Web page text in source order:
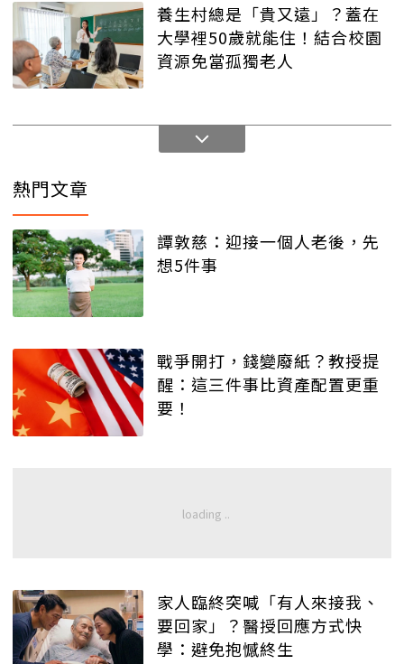
養生村總是「貴又遠」？蓋在
大學裡50歲就能住！結合校園
資源免當孤獨老人
熱門文章
譚敦慈：迎接一個人老後，先
想5件事
戰爭開打，錢變廢紙？教授提
醒：這三件事比資產配置更重
要！
家人臨終突喊「有人來接我、
要回家」？醫授回應方式快
學：避免抱憾終生